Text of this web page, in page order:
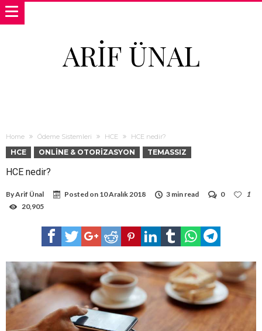
ARIF ÜNAL
Home Ödeme Sistemleri HCE HCE nedir?
HCE ONLINE & OTORIZASYON TEMASSIZ
HCE nedir?
ByArif Ünal Posted on 10 Aralık 2018 3 min read 0
1
20,905